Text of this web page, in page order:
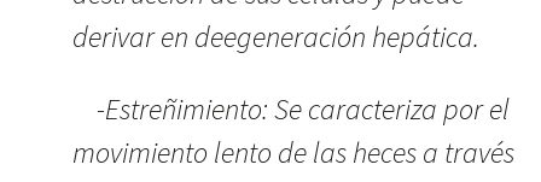
derivar en deegeneración hepática.
-Estreñimiento: Se caracteriza por el
movimiento lento de las heces a través